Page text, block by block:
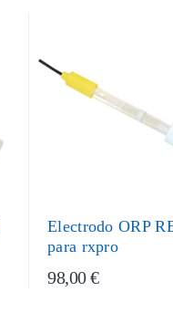
Electrodo ORP
para rxpro
98,00 €